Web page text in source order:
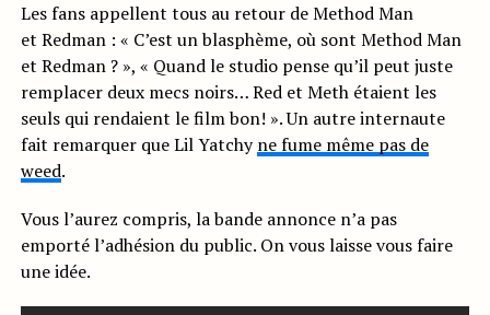
Les fans appellent tous au retour de Method Man
et Redman : « C’est un blasphème, où sont Method Man
et Redman ? », « Quand le studio pense qu’il peut juste
remplacer deux mecs noirs… Red et Meth étaient les
seuls qui rendaient le film bon! ». Un autre internaute
fait remarquer que Lil Yatchyne fume même pas de
weed.
Vous l’aurez compris, la bande annonce n’a pas
emporté l’adhésion du public. On vous laisse vous faire
une idée.